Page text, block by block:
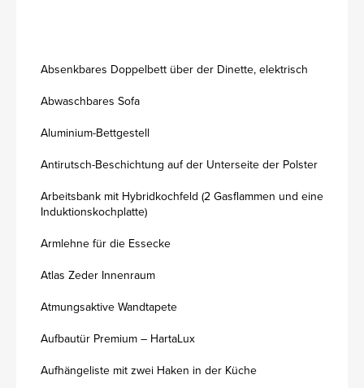
Absenkbares Doppelbett über der Dinette, elektrisch
Abwaschbares Sofa
Aluminium-Bettgestell
Antirutsch-Beschichtung auf der Unterseite der Polster
Arbeitsbank mit Hybridkochfeld (2 Gasflammen und eine
Induktionskochplatte)
Armlehne für die Essecke
Atlas Zeder Innenraum
Atmungsaktive Wandtapete
Aufbautür Premium – HartaLux
Aufhängeliste mit zwei Haken in der Küche